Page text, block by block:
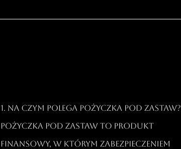
1. Na czym polega pożyczka pod zastaw?
Pożyczka pod zastaw to produkt
finansowy, w którym zabezpieczeniem